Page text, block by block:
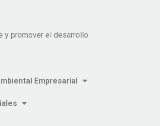
y promover el desarrollo
Empresarial